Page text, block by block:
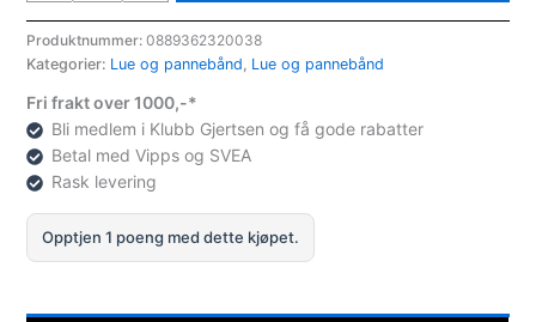
Armour
UA
Performance
Headband
Hvit
antall
Produktnummer:0889362320038
Kategorier: Lue og pannebånd, Lue og pannebånd
Fri frakt over 1000,-*
Bli medlem i Klubb Gjertsen og få gode rabatter
Betal med Vipps og SVEA
Rask levering
Opptjen 1 poeng med dette kjøpet.